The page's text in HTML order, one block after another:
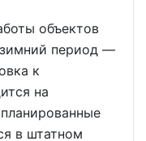
объектов
зимний период —
к
на
в штатном